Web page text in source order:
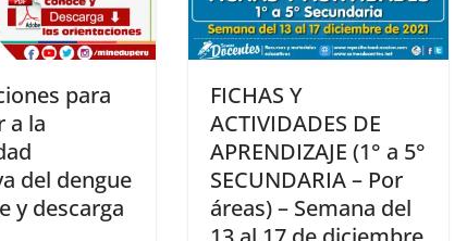
para
a la
del dengue
y descarga
FICHAS Y
ACTIVIDADES DE
APRENDIZAJE (1° a 5°
SECUNDARIA – Por
áreas) – Semana del